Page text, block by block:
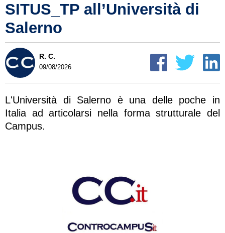
SITUS_TP all’Università di
Salerno
R. C.
09/08/2026
L'Università di Salerno è una delle poche in
Italia ad articolarsi nella forma strutturale del
Campus.